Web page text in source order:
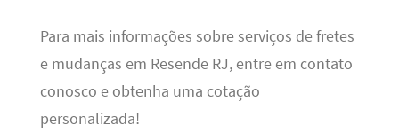
Para mais informações sobre serviços de fretes
e mudanças em Resende RJ, entre em contato
conosco e obtenha uma cotação
personalizada!